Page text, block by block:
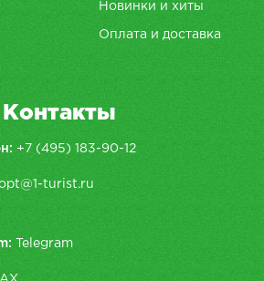
Новинки и хиты
Оплата и доставка
Контакты
+7 (495) 183-90-12
turist.ru
Telegram